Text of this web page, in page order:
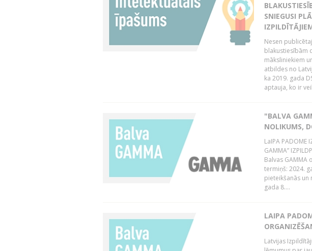
SNIEGUSI
Nesen
blakustiesībām
māksliniekiem
atbildes no
ka 2019. gada
aptauja, ko ir
"BALVA
NOLIKUMS,
LaIPA PADOME
GAMMA”
Balvas
termiņš: 2024.
pieteikšanās un
gada 8....
LAIPA
Latvijas